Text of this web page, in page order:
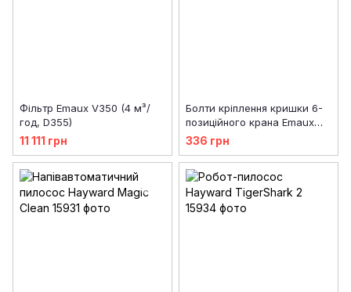
Фільтр Emaux V350 (4 м³/
год, D355)
11 111 грн
Болти кріплення кришки 6-
позиційного крана Emaux
(89010601)
336 грн